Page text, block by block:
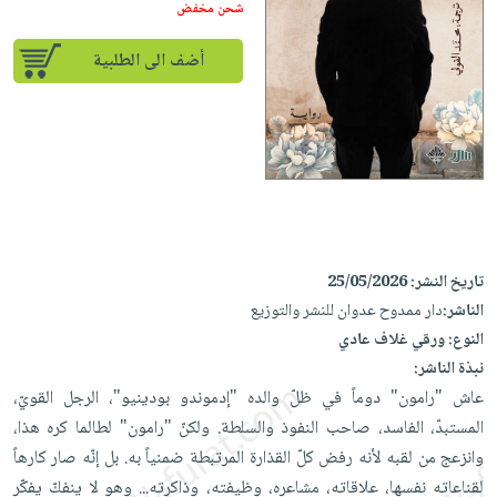
إختياراتنا
كتب
أكاديمية
صندوق
القراءة
English
iKitab
بلا
حدود
أسئلة
يتكرر
على
Android
تحميل
iKitab
على
Apple
أسئلة
يتكرر
طرحها
تحميل
masmu3
على
على
Apple
المواضيع
الأكثر
مبيعاً
إختياراتنا
وسائل
جوائز
تعليمية
الصحة
والعناية
الشخصية
جديد
العناية
الشخصية
العناية
وتصفيف
الشعر
العناية
بالجسم
والسفرة
جديد
الكل
أواني
الطهي
أدوات
متجر
الهدايا
أقسام
شحن مخفض
أضف الى الطلبية
تاريخ النشر:25/05/2026
الناشر:دار ممدوح عدوان للنشر والتوزيع
النوع:ورقي غلاف عادي
نبذة الناشر:
عاش "رامون" دوماً في ظلّ والده "إدموندو بودينيو"، الرجل القويّ،
المستبدّ، الفاسد، صاحب النفوذ والسلطة. ولكنّ "رامون" لطالما كره هذا،
وانزعج من لقبه لأنه رفض كلّ القذارة المرتبطة ضمنياً به. بل إنّه صار كارهاً
لقناعاته نفسها، علاقاته، مشاعره، وظيفته، وذاكرته... وهو لا ينفكّ يفكّر